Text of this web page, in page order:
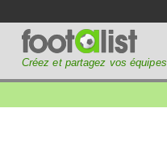
Créez et partagez vos équipes